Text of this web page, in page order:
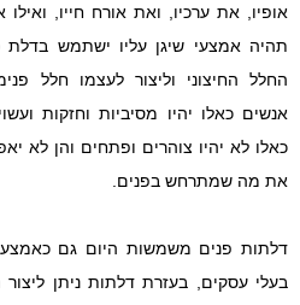
אופיו, את ערכיו, ואת אורח חייו,
תהיה אמצעי שיגן עליו ישתמש בדלת
החלל החיצוני וליצור לעצמו חלל
אנשים כאלו יהיו מסיביות וחזקות
כאלו לא יהיו צוהרים ופתחים והן לא
את מה שמתרחש בפנים.
דלתות פנים משמשות היום גם
בעלי עסקים, בעזרת דלתות ניתן